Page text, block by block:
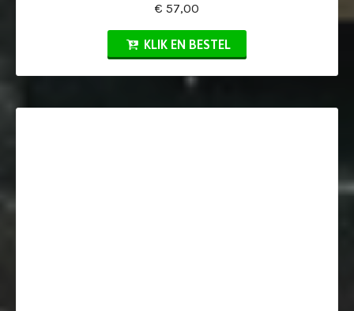
€ 57,00
KLIK EN BESTEL